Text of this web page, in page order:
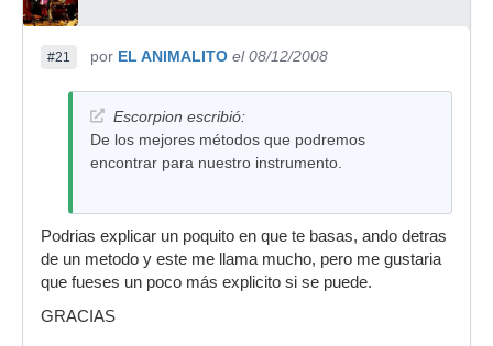
#21 por EL ANIMALITO el 08/12/2008
Escorpion escribió:
De los mejores métodos que podremos
encontrar para nuestro instrumento.
Podrias explicar un poquito en que te basas, ando detras
de un metodo y este me llama mucho, pero me gustaria
que fueses un poco más explicito si se puede.
GRACIAS